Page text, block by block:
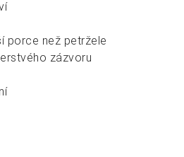
porce než petržele
zázvoru